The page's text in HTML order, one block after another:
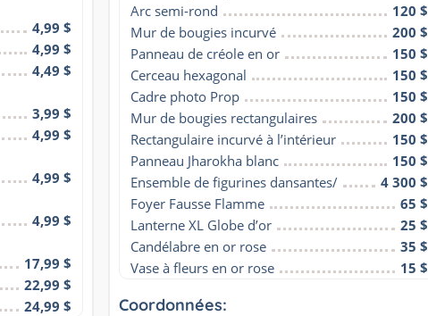
4,99 $
4,99 $
4,49 $
3,99 $
4,99 $
4,99 $
4,99 $
17,99 $
22,99 $
24,99 $
Arc semi-rond
120 $
Mur de bougies incurvé
200 $
Panneau de créole en or
150 $
Cerceau hexagonal
150 $
Cadre photo Prop
150 $
Mur de bougies rectangulaires
200 $
Rectangulaire incurvé à l’intérieur
150 $
Panneau Jharokha blanc
150 $
Ensemble de figurines dansantes/
4 300 $
Foyer Fausse Flamme
65 $
Lanterne XL Globe d’or
25 $
Candélabre en or rose
35 $
Vase à fleurs en or rose
15 $
Coordonnées: